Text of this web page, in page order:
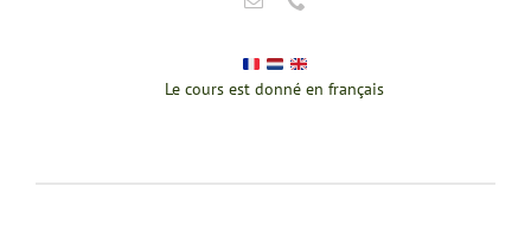
Le cours est donné en français